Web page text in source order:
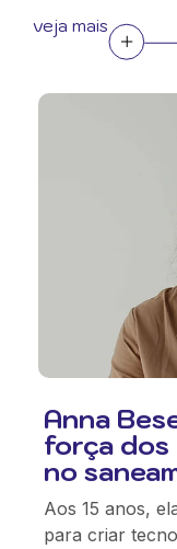
veja mais
Anna
força dos
no
Aos 15 anos,
para criar